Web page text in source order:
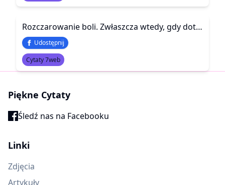
Rozczarowanie boli. Zwłaszcza wtedy, gdy dotyczy kogoś bliskiego. Komu pozwalałaś być częścią swojego świata. I nagle coś się zmienia. Słowa ranią. Cisza boli. Zachowanie zaskakuje. I pojawia się pytanie: „Czy to ja zrobiłam coś źle?” Ale czasem to nie Ty. Czasem to po prostu granica, której wcześniej nie widziałaś. Rozczarowanie może być bolesne, ale też potrzebne. Pokazuje, gdzie kończy się naiwność, a zaczyna troska o siebie.
Udostępnij
Cytaty 7web
Piękne Cytaty
Śledź nas na Facebooku
Linki
Zdjęcia
Artykuły